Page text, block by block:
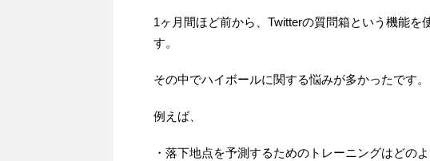
1ヶ月間ほど前から、Twitterの質問箱という機能を
す。
その中でハイボールに関する悩みが多かったです。
例えば、
・落下地点を予測するためのトレーニングはどの